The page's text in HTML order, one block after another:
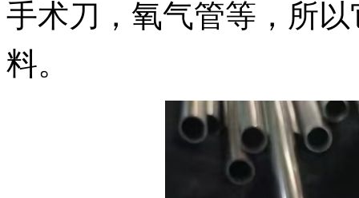
手术刀，氧气管等，所
料。